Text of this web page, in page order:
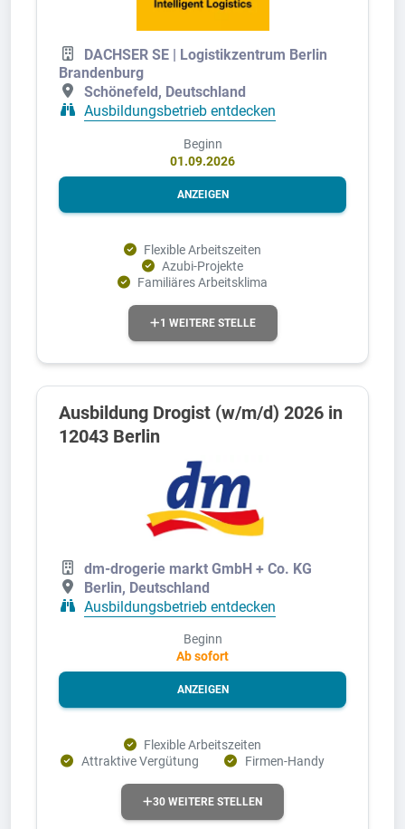
DACHSER SE | Logistikzentrum Berlin
Brandenburg
Schönefeld, Deutschland
Ausbildungsbetrieb entdecken
Beginn
01.09.2026
ANZEIGEN
Flexible Arbeitszeiten
Azubi-Projekte
Familiäres Arbeitsklima
1 WEITERE STELLE
Ausbildung Drogist (w/m/d) 2026 in
12043 Berlin
dm-drogerie markt GmbH + Co. KG
Berlin, Deutschland
Ausbildungsbetrieb entdecken
Beginn
Ab sofort
ANZEIGEN
Flexible Arbeitszeiten
Attraktive Vergütung
Firmen-Handy
30 WEITERE STELLEN